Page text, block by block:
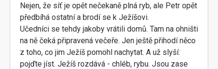
Nejen, že síť je opět nečekaně plná ryb, ale Petr opět
předbíhá ostatní a brodí se k Ježíšovi.
Učedníci se tehdy jakoby vrátili domů. Tam na ohništi
na ně čeká připravená večeře. Jen ještě přihodí něco
z toho, co jim Ježíš pomohl nachytat. A už slyší:
pojďte jíst. Ježíš rozdává - chléb, rybu. Jsou zase